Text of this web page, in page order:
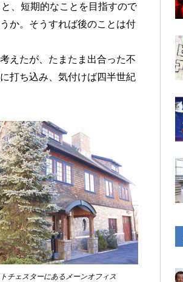
、短期的なことを目指すので
か。そうすれば後のことは付
えたが、たまたま出合った不
打ち込み、気付けば四半世紀
チェスターにあるメーンオフィス